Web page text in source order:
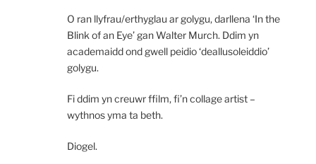
O ran llyfrau/erthyglau ar golygu, darllena ‘In the
Blink of an Eye’ gan Walter Murch. Ddim yn
academaidd ond gwell peidio ‘deallusoleiddio’
golygu.
Fi ddim yn creuwr ffilm, fi’n collage artist –
wythnos yma ta beth.
Diogel.